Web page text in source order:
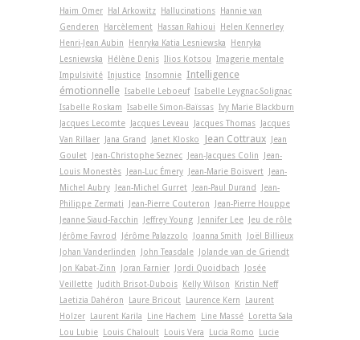
Haim Omer Hal Arkowitz Hallucinations Hannie van
Genderen
Harcèlement Hassan Rahioui
Helen Kennerley
Henri-Jean Aubin
Henryka Katia Lesniewska
Henryka
Lesniewska
Hélène Denis Ilios Kotsou Imagerie mentale
Impulsivité Injustice Insomnie Intelligence
émotionnelle Isabelle Leboeuf Isabelle Leygnac-Solignac
Isabelle Roskam Isabelle Simon-Baïssas Ivy Marie Blackburn
Jacques Lecomte Jacques Leveau Jacques Thomas Jacques
Van Rillaer Jana Grand Janet Klosko Jean Cottraux Jean
Goulet Jean-Christophe Seznec Jean-Jacques Colin
Jean-
Louis Monestès Jean-Luc Émery Jean-Marie Boisvert Jean-
Michel Aubry Jean-Michel Gurret Jean-Paul Durand
Jean-
Philippe Zermati
Jean-Pierre Couteron
Jean-Pierre Houppe
Jeanne Siaud-Facchin
Jeffrey Young Jennifer Lee Jeu de rôle
Jérôme Favrod
Jérôme Palazzolo Joanna Smith
Joël Billieux
Johan Vanderlinden
John Teasdale Jolande van de Griendt
Jon Kabat-Zinn
Joran Farnier Jordi Quoidbach
Josée
Veillette Judith Brisot-Dubois Kelly Wilson
Kristin Neff
Laetizia Dahéron
Laure Bricout Laurence Kern
Laurent
Holzer Laurent Karila Line Hachem Line Massé Loretta Sala
Lou Lubie Louis Chaloult Louis Vera Lucia Romo
Lucie